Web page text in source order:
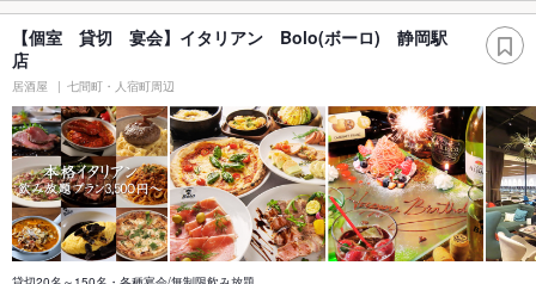
【個室 貸切 宴会】イタリアン Bolo(ボーロ) 静岡駅
店
居酒屋 七間町・人宿町周辺